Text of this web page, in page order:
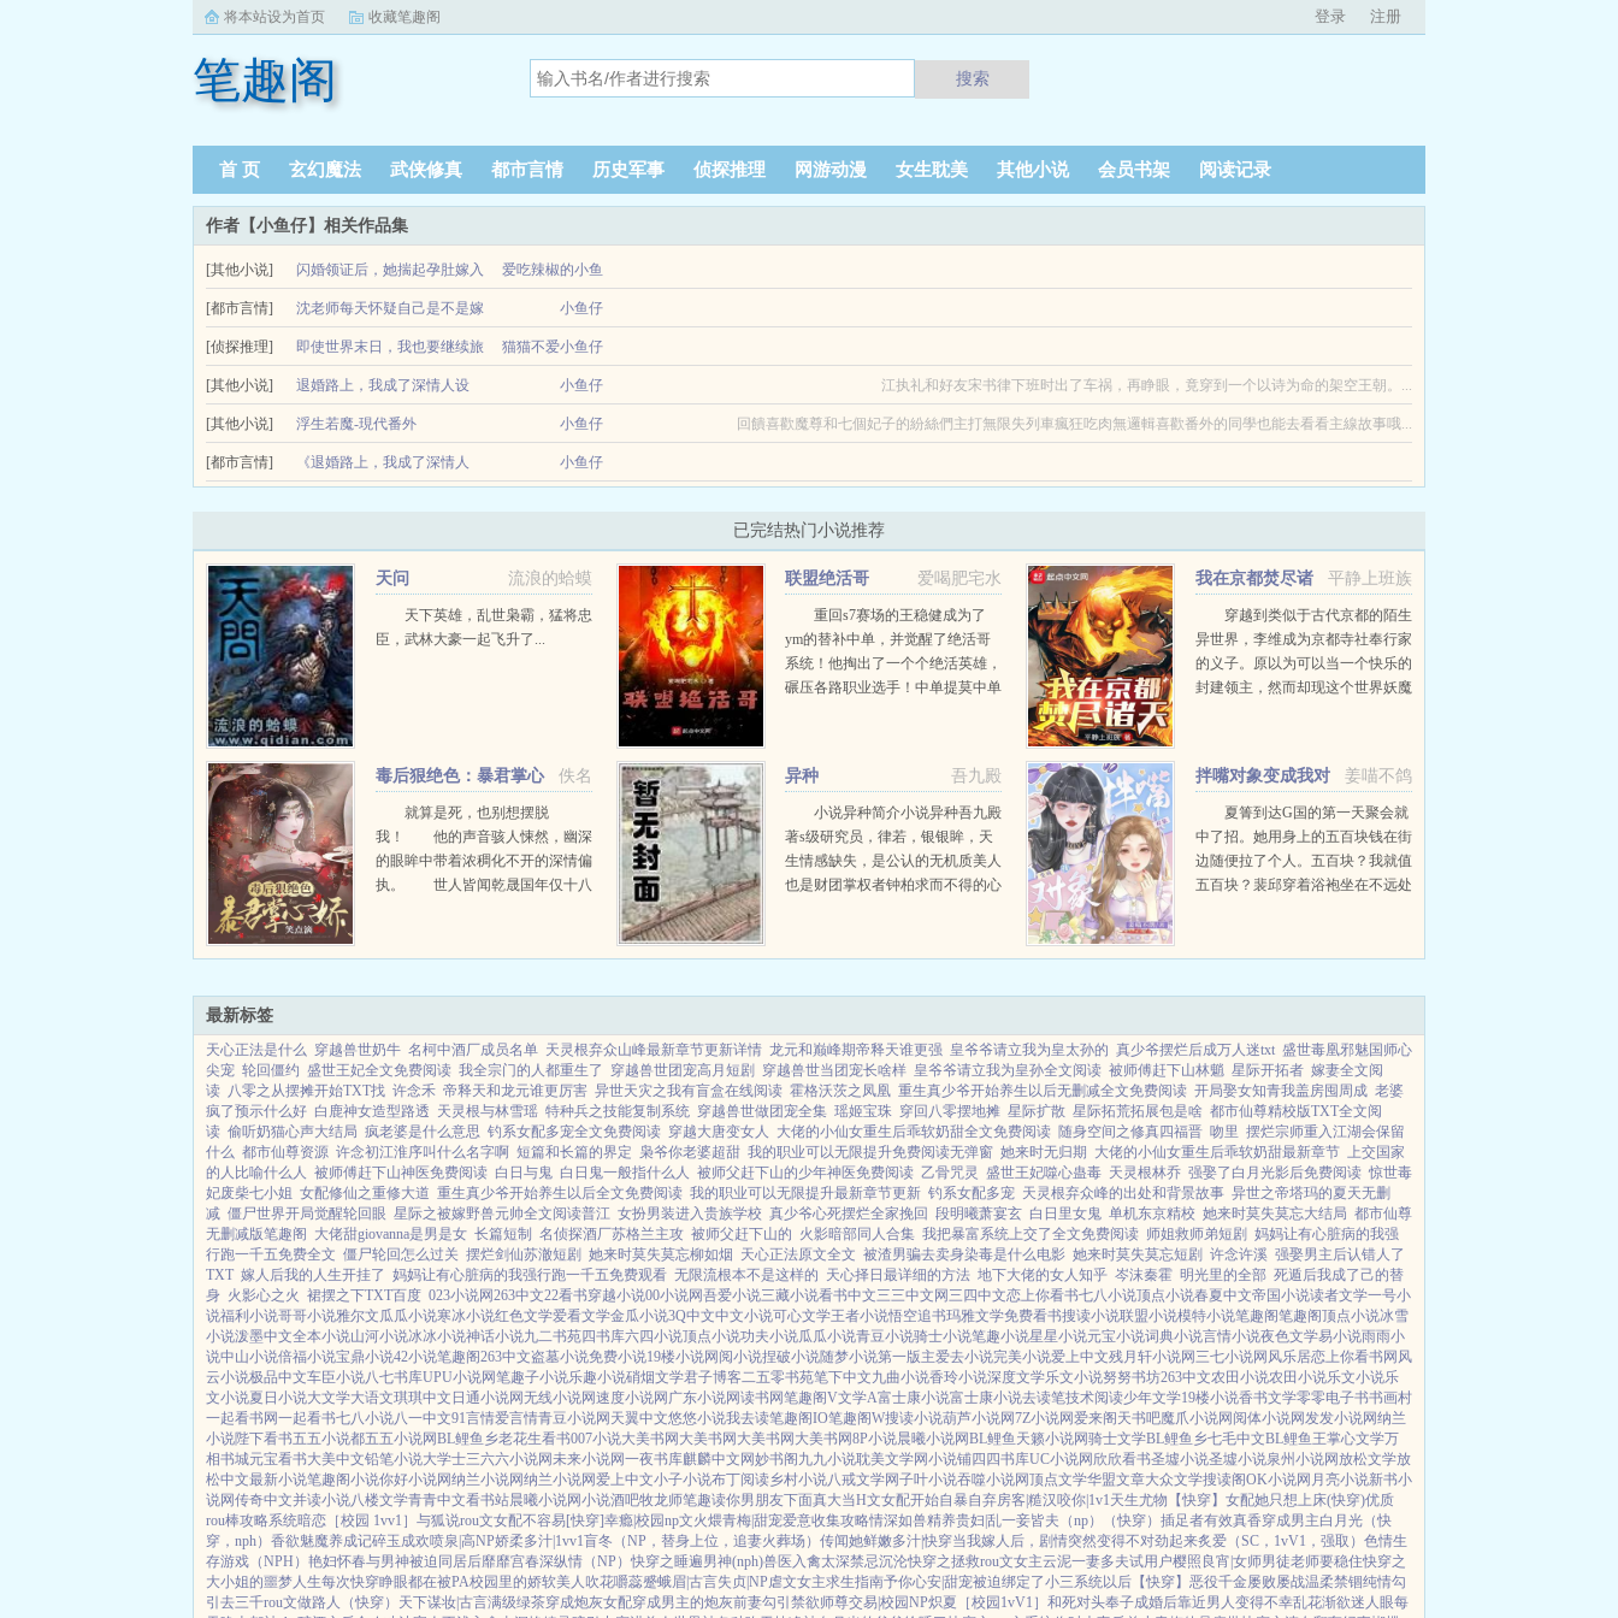
将本站设为首页 收藏笔趣阁 登录 注册
笔趣阁 搜索
首 页 玄幻魔法 武侠修真 都市言情 历史军事 侦探推理 网游动漫 女生耽美 其他小说 会员书架 阅读记录
作者【小鱼仔】相关作品集
[其他小说] 闪婚领证后，她揣起孕肚嫁入
豪门
爱吃辣椒的小鱼
仔
付心溪家世背景普通，却母凭子贵嫁入豪门，一跃成为商界新贵的新婚妻子，这顿时成了海城圈子里津津乐道的话题。所有人都在等着看这个女人的笑话。谁不知道，陆逾白心里有个爱了很
多年的青梅竹马前女友，当年为了救她，甚至不惜闯入火场，连命都不顾。...
[都市言情] 沈老师每天怀疑自己是不是嫁
给二哈
小鱼仔
沈意宁以为，宋翊炘这位宋氏霸总和自己一样被家里催婚冷漠疏离婚后互不打扰。直到某天，她突然听见对方的心声「老婆怎么了？难道昨天我表现不好？不可能啊老婆明明看起来很享
受！」沈意宁「？」这才发现，所谓高冷霸总只是精致...
[侦探推理] 即使世界末日，我也要继续旅
行！
猫猫不爱小鱼仔
简介关于即使世界末日，我也要继续旅行！一场突如其来的瘟疫打破了所有人平静的生活。当嗜血的丧尸占领每座城市，无处可逃的人们陷入了绝望。但，凡事都有例外！海肆这么说我可以
不用上班了耶！当一个喜爱旅行誓要游遍世界却被生活所...
[其他小说] 退婚路上，我成了深情人设 小鱼仔 江执礼和好友宋书律下班时出了车祸，再睁眼，竟穿到一个以诗为命的架空王朝。...
[其他小说] 浮生若魔-現代番外 小鱼仔 回饋喜歡魔尊和七個妃子的紛絲們主打無限失列車瘋狂吃肉無邏輯喜歡番外的同學也能去看看主線故事哦...
[都市言情] 《退婚路上，我成了深情人 小鱼仔
江执礼和好友宋书律下班时出了车祸，再睁眼，竟穿到一个以诗为命的架空王朝。坏消息她穿成了京城闻名的诗难嫡女，文采烂到全国皆知。更坏的消息她居然还有一个未婚妻。最好消息未
婚妻沈昭微好像很讨厌她...
已完结热门小说推荐
流浪的蛤蟆
天问
天下英雄，乱世枭霸，猛将忠
臣，武林大豪一起飞升了...
爱喝肥宅水
联盟绝活哥
重回s7赛场的王稳健成为了
ym的替补中单，并觉醒了绝活哥
系统！他掏出了一个个绝活英雄，
碾压各路职业选手！中单提莫中单
辞！...
平静上班族
我在京都焚尽诸
穿越到类似于古代京都的陌生
异世界，李维成为京都寺社奉行家
的义子。原以为可以当一个快乐的
封建领主，然而却现这个世界妖魔
热艺术。李维突然觉得这个...
佚名
毒后狠绝色：暴君掌心
就算是死，也别想摆脱
我！ 他的声音骇人悚然，幽深
的眼眸中带着浓稠化不开的深情偏
执。 世人皆闻乾晟国年仅十八
医，死也要将她绑在身边。 她
吾九殿
异种
小说异种简介小说异种吾九殿
著s级研究员，律若，银银眸，天
生情感缺失，是公认的无机质美人
也是财团掌权者钟柏求而不得的心
两人在一起三年钟柏用整整三年以
姜喵不鸽
拌嘴对象变成我对
夏箐到达G国的第一天聚会就
中了招。她用身上的五百块钱在街
边随便拉了个人。五百块？我就值
五百块？裴邱穿着浴袍坐在不远处
不是，你要不要听听你在说些什
最新标签
天心正法是什么 穿越兽世奶牛 名柯中酒厂成员名单 天灵根弃众山峰最新章节更新详情 龙元和巅峰期帝释天谁更强 皇爷爷请立我为皇太孙的 真少爷摆烂后成万人迷txt 盛世毒凰邪魅国师心
尖宠 轮回僵约 盛世王妃全文免费阅读 我全宗门的人都重生了 穿越兽世团宠高月短剧 穿越兽世当团宠长啥样 皇爷爷请立我为皇孙全文阅读 被师傅赶下山林魈 星际开拓者 嫁妻全文阅
读 八零之从摆摊开始TXT找 许念禾 帝释天和龙元谁更厉害 异世天灾之我有盲盒在线阅读 霍格沃茨之凤凰 重生真少爷开始养生以后无删减全文免费阅读 开局娶女知青我盖房囤周成 老婆
疯了预示什么好 白鹿神女造型路透 天灵根与林雪瑶 特种兵之技能复制系统 穿越兽世做团宠全集 瑶姬宝珠 穿回八零摆地摊 星际扩散 星际拓荒拓展包是啥 都市仙尊精校版TXT全文阅
读 偷听奶猫心声大结局 疯老婆是什么意思 钓系女配多宠全文免费阅读 穿越大唐变女人 大佬的小仙女重生后乖软奶甜全文免费阅读 随身空间之修真四福晋 吻里 摆烂宗师重入江湖会保留
什么 都市仙尊资源 许念初江淮序叫什么名字啊 短篇和长篇的界定 枭爷你老婆超甜 我的职业可以无限提升免费阅读无弹窗 她来时无归期 大佬的小仙女重生后乖软奶甜最新章节 上交国家
的人比喻什么人 被师傅赶下山神医免费阅读 白日与鬼 白日鬼一般指什么人 被师父赶下山的少年神医免费阅读 乙骨咒灵 盛世王妃噬心蛊毒 天灵根林乔 强娶了白月光影后免费阅读 惊世毒
妃废柴七小姐 女配修仙之重修大道 重生真少爷开始养生以后全文免费阅读 我的职业可以无限提升最新章节更新 钓系女配多宠 天灵根弃众峰的出处和背景故事 异世之帝塔玛的夏天无删
减 僵尸世界开局觉醒轮回眼 星际之被嫁野兽元帅全文阅读普江 女扮男装进入贵族学校 真少爷心死摆烂全家挽回 段明曦萧宴玄 白日里女鬼 单机东京精校 她来时莫失莫忘大结局 都市仙尊
无删减版笔趣阁
大佬甜giovanna是男是女 长篇短制 名侦探酒厂苏格兰主攻 被师父赶下山的 火影暗部同人合集 我把暴富系统上交了全文免费阅读 师姐救师弟短剧 妈妈让有心脏病的我强
行跑一千五免费全文 僵尸轮回怎么过关 摆烂剑仙苏澈短剧 她来时莫失莫忘柳如烟 天心正法原文全文 被渣男骗去卖身染毒是什么电影 她来时莫失莫忘短剧 许念许溪 强娶男主后认错人了
TXT 嫁人后我的人生开挂了 妈妈让有心脏病的我强行跑一千五免费观看 无限流根本不是这样的 天心择日最详细的方法 地下大佬的女人知乎 岑沫秦霍 明光里的全部 死遁后我成了己的替
身 火影心之火 裙摆之下TXT百度 023小说网263中文22看书穿越小说00小说网吾爱小说三藏小说看书中文三三中文网 三四中文恋上你看书七八小说顶点小说春夏中文帝国小说读者文学一号小
说福利小说哥哥小说雅尔文瓜瓜小说寒冰小说红色文学爱看文学金瓜小说3Q中文中文小说可心文学王者小说悟空追书玛雅文学免费看书搜读小说联盟小说模特小说笔趣阁笔趣阁顶点小说冰雪
小说泼墨中文全本小说山河小说冰冰小说神话小说九二书苑四书库六四小说顶点小说功夫小说瓜瓜小说青豆小说骑士小说笔趣小说星星小说元宝小说词典小说言情小说夜色文学易小说雨雨小
说中山小说倍福小说宝鼎小说42小说笔趣阁263中文盗墓小说免费小说19楼小说网阅小说捏破小说随梦小说第一版主爱去小说完美小说爱上中文残月轩小说网 三七小说网 风乐居恋上你看书网 风
云小说极品中文车臣小说八七书库UPU小说网笔趣子小说乐趣小说硝烟文学君子博客二五零书苑笔下中文九曲小说香玲小说深度文学乐文小说努努书坊263中文农田小说农田小说乐文小说乐
文小说夏日小说大文学大语文琪琪中文 日通小说网无线小说网速度小说网 广东小说网读书网笔趣阁V文学A富士康小说富士康小说去读笔技术阅读少年文学19楼小说香书文学零零电子书书画村
一起看书网一起看书七八小说八一中文91言情爱言情青豆小说网 天翼中文悠悠小说我去读笔趣阁IO笔趣阁W搜读小说葫芦小说网7Z小说网爱来阁 天书吧魔爪小说网 阅体小说网发发小说网纳兰
小说陛下看书五五小说都五五小说网BL鲤鱼乡老花生看书007小说大美书网 大美书网 大美书网 大美书网8P小说晨曦小说网BL鲤鱼 天籁小说网骑士文学BL鲤鱼乡七毛中文BL鲤鱼王掌心文学万
相书城元宝看书大美中文铅笔小说大学士三六六小说网未来小说网一夜书库麒麟中文网妙书阁 九九小说耽美文学网小说铺四四书库UC小说网 欣欣看书圣墟小说圣墟小说泉州小说网放松文学放
松中文最新小说笔趣阁小说你好小说网纳兰小说网纳兰小说网爱上中文小子小说布丁阅读乡村小说八戒文学网子叶小说吞噬小说网顶点文学华盟文章大众文学搜读阁OK小说网 月亮小说新书小
说网传奇中文并读小说八楼文学青青中文看书站晨曦小说网小说酒吧牧龙师笔趣读你男朋友下面真大当H文女配开始自暴自弃房客|糙汉咬你|1v1天生尤物【快穿】 女配她只想上床(快穿)优质
rou棒攻略系统暗恋［校园 1vv1］ 与狐说rou文女配不容易[快穿]幸瘾|校园np文火煨青梅|甜宠爱意收集攻略情深如兽精养贵妇|乱一妾皆夫（np） （快穿）插足者有效真香穿成男主白月光（快
穿，nph） 香欲魅魔养成记碎玉成欢喷泉|高NP娇柔多汁|1vv1盲冬（NP，替身上位，追妻火葬场） 传闻她鲜嫩多汁|快穿当我嫁人后，剧情突然变得不对劲起来炙爱（SC，1vV1，强取） 色情生
存游戏（NPH） 艳妇怀春与男神被迫同居后靡靡宫春深纵情（NP）快穿之睡遍男神(nph)兽医 入禽太深禁忌沉沦快穿之拯救rou文女主云泥一妻多夫试用户樱照良宵|女师男徒老师要稳住快穿之
大小姐的噩梦人生每次快穿睁眼都在被PA校园里的娇软美人 吹花嚼蕊蹙蛾眉|古言失贞|NP虐文女主求生指南予你心安|甜宠被迫绑定了小三系统以后【快穿】 恶役千金屡败屡战温柔禁锢纯情勾
引 去三千rou文做路人（快穿） 天下谋妆|古言满级绿茶穿成炮灰女配穿成男主的炮灰前妻勾引禁欲师尊交易|校园NP炽夏［校园1vV1］ 和死对头奉子成婚后靠近男人变得不幸乱花渐欲迷人眼每